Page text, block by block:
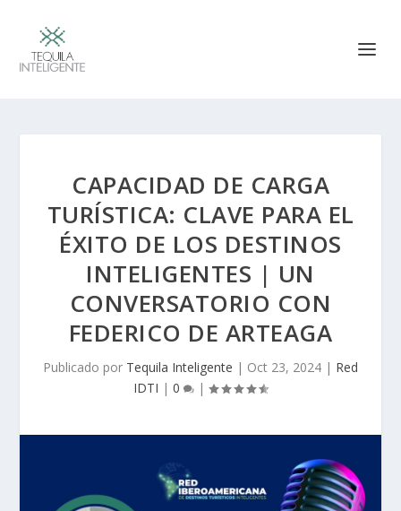
CAPACIDAD DE CARGA
TURÍSTICA: CLAVE PARA EL
ÉXITO DE LOS DESTINOS
INTELIGENTES | UN
CONVERSATORIO CON
FEDERICO DE ARTEAGA
Publicado por Tequila Inteligente | Oct 23, 2024 | Red
IDTI | 0 |